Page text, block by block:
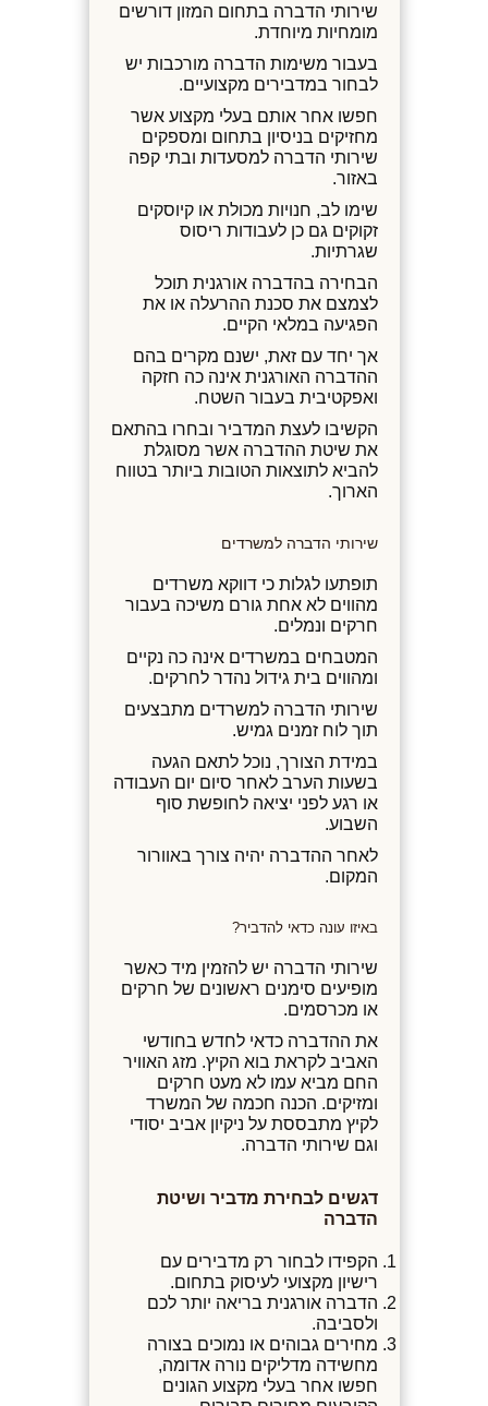
שירותי הדברה בתחום המזון דורשים
מומחיות מיוחדת.
בעבור משימות הדברה מורכבות יש
לבחור במדבירים מקצועיים.
חפשו אחר אותם בעלי מקצוע אשר
מחזיקים בניסיון בתחום ומספקים
שירותי הדברה למסעדות ובתי קפה
באזור.
שימו לב, חנויות מכולת או קיוסקים
זקוקים גם כן לעבודות ריסוס
שגרתיות.
הבחירה בהדברה אורגנית תוכל
לצמצם את סכנת ההרעלה או את
הפגיעה במלאי הקיים.
אך יחד עם זאת, ישנם מקרים בהם
ההדברה האורגנית אינה כה חזקה
ואפקטיבית בעבור השטח.
הקשיבו לעצת המדביר ובחרו בהתאם
את שיטת ההדברה אשר מסוגלת
להביא לתוצאות הטובות ביותר בטווח
הארוך.
שירותי הדברה למשרדים
תופתעו לגלות כי דווקא משרדים
מהווים לא אחת גורם משיכה בעבור
חרקים ונמלים.
המטבחים במשרדים אינה כה נקיים
ומהווים בית גידול נהדר לחרקים.
שירותי הדברה למשרדים מתבצעים
תוך לוח זמנים גמיש.
במידת הצורך, נוכל לתאם הגעה
בשעות הערב לאחר סיום יום העבודה
או רגע לפני יציאה לחופשת סוף
השבוע.
לאחר ההדברה יהיה צורך באוורור
המקום.
באיזו עונה כדאי להדביר?
שירותי הדברה יש להזמין מיד כאשר
מופיעים סימנים ראשונים של חרקים
או מכרסמים.
את ההדברה כדאי לחדש בחודשי
האביב לקראת בוא הקיץ. מזג האוויר
החם מביא עמו לא מעט חרקים
ומזיקים. הכנה חכמה של המשרד
לקיץ מתבססת על ניקיון אביב יסודי
וגם שירותי הדברה.
דגשים לבחירת מדביר ושיטת
הדברה
הקפידו לבחור רק מדבירים עם
רישיון מקצועי לעיסוק בתחום.
הדברה אורגנית בריאה יותר לכם
ולסביבה.
מחירים גבוהים או נמוכים בצורה
מחשידה מדליקים נורה אדומה,
חפשו אחר בעלי מקצוע הגונים